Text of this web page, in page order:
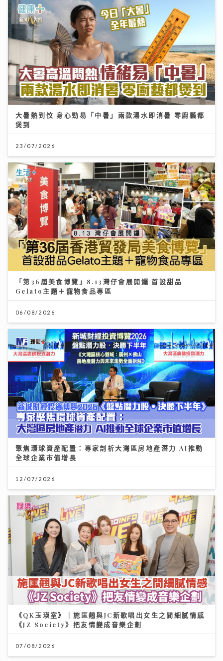
大暑熱到忟 身心勁易「中暑」兩款湯水即消暑 零廚藝都
煲到
23/07/2026
「第36屆美食博覽」8.13灣仔會展開鑼 首設甜品
Gelato主題＋寵物食品專區
06/08/2026
聚焦環球資產配置：專家剖析大灣區房地產潛力 AI推動
全球企業市值增長
12/07/2026
《QK玉瑛室》｜施匡翹與JC新歌唱出女生之間細膩情感
《JZ Society》把友情變成音樂企劃
07/08/2026